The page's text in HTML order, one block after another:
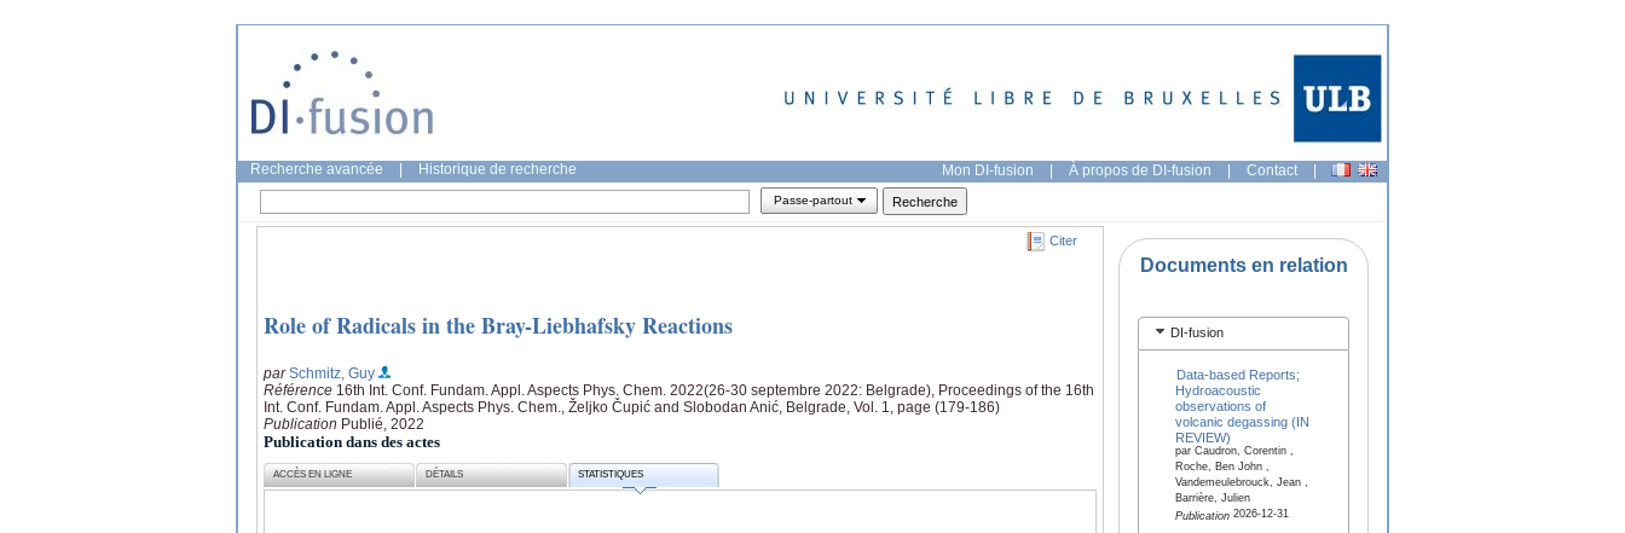
Recherche avancée Historique de recherche Mon DI-fusion | À propos de DI-fusion | Contact |
Passe-partout
Citer
Role of Radicals in the Bray-Liebhafsky Reactions
parSchmitz, Guy
Référence 16th Int. Conf. Fundam. Appl. Aspects Phys. Chem. 2022(26-30 septembre 2022: Belgrade), Proceedings of the 16th
Int. Conf. Fundam. Appl. Aspects Phys. Chem., Željko Čupić and Slobodan Anić, Belgrade, Vol. 1, page (179-186)
Publication Publié, 2022
Publication dans des actes
ACCÈS EN LIGNE DÉTAILS STATISTIQUES
Documents en relation
DI-fusion
Data-based Reports;
Hydroacoustic
observations of
volcanic degassing (IN
REVIEW)
par Caudron, Corentin ,
Roche, Ben John ,
Vandemeulebrouck, Jean ,
Barrière, Julien
Publication2026-12-31